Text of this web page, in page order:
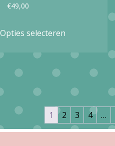
€49,00
Opties selecteren
heeft
meerdere
variaties.
Deze
optie
1 2 3 4 …